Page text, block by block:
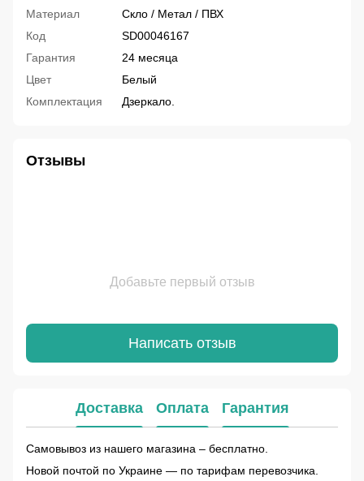
Материал
Скло / Метал / ПВХ
Код
SD00046167
Гарантия
24 месяца
Цвет
Белый
Комплектация
Дзеркало.
Отзывы
Добавьте первый отзыв
Написать отзыв
Доставка Оплата Гарантия
Самовывоз из нашего магазина – бесплатно.
Новой почтой по Украине — по тарифам перевозчика.